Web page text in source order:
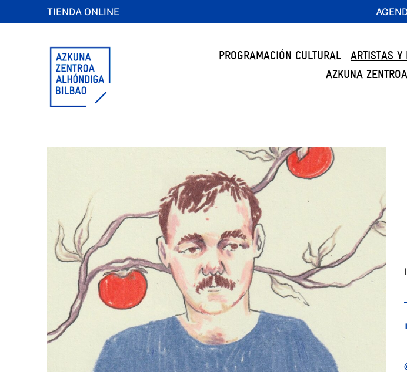
TIENDA ONLINE
PROGRAMACIÓN CULTURAL ARTISTAS Y
AZKUNA ZENTROA